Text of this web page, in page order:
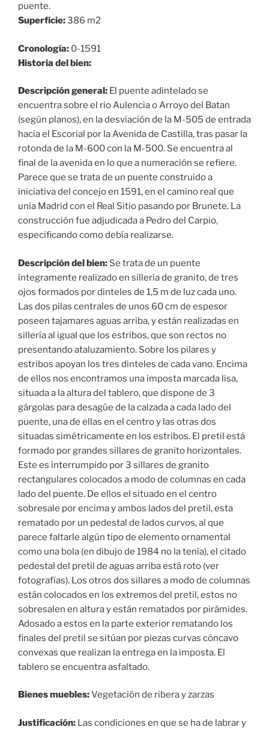
puente.
Superficie:386 m2
Cronología: 0-1591
Historia del bien:
Descripción general: El puente adintelado se
encuentra sobre el rio Aulencia o Arroyo del Batan
(según planos), en la desviación de la M-505 de entrada
hacia el Escorial por la Avenida de Castilla, tras pasar la
rotonda de la M-600 con la M-500. Se encuentra al
final de la avenida en lo que a numeración se refiere.
Parece que se trata de un puente construido a
iniciativa del concejo en 1591, en el camino real que
unía Madrid con el Real Sitio pasando por Brunete. La
construcción fue adjudicada a Pedro del Carpio,
especificando como debía realizarse.
Descripción del bien: Se trata de un puente
íntegramente realizado en sillería de granito, de tres
ojos formados por dinteles de 1,5 m de luz cada uno.
Las dos pilas centrales de unos 60 cm de espesor
poseen tajamares aguas arriba, y están realizadas en
sillería al igual que los estribos, que son rectos no
presentando ataluzamiento. Sobre los pilares y
estribos apoyan los tres dinteles de cada vano. Encima
de ellos nos encontramos una imposta marcada lisa,
situada a la altura del tablero, que dispone de 3
gárgolas para desagüe de la calzada a cada lado del
puente, una de ellas en el centro y las otras dos
situadas simétricamente en los estribos. El pretil está
formado por grandes sillares de granito horizontales.
Este es interrumpido por 3 sillares de granito
rectangulares colocados a modo de columnas en cada
lado del puente. De ellos el situado en el centro
sobresale por encima y ambos lados del pretil, esta
rematado por un pedestal de lados curvos, al que
parece faltarle algún tipo de elemento ornamental
como una bola (en dibujo de 1984 no la tenía), el citado
pedestal del pretil de aguas arriba está roto (ver
fotografías). Los otros dos sillares a modo de columnas
están colocados en los extremos del pretil, estos no
sobresalen en altura y están rematados por pirámides.
Adosado a estos en la parte exterior rematando los
finales del pretil se sitúan por piezas curvas cóncavo
convexas que realizan la entrega en la imposta. El
tablero se encuentra asfaltado.
Bienes muebles:Vegetación de ribera y zarzas
Justificación: Las condiciones en que se ha de labrar y